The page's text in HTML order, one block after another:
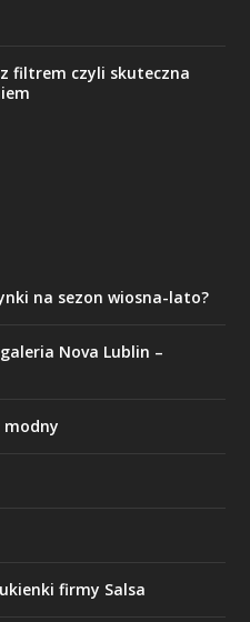
filtrem czyli skuteczna
na sezon wiosna-lato?
Nova Lublin –
modny
firmy Salsa